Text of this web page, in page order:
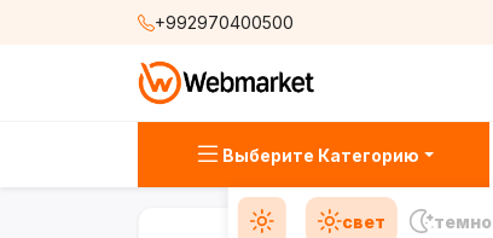
+992970400500
Выберите Категорию
свет темно